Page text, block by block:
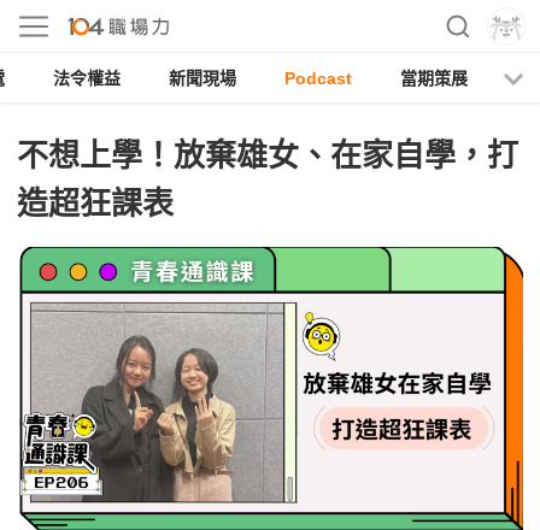
法令權益 新聞現場 Podcast 當期策展
不想上學！放棄雄女、在家自學，打
造超狂課表